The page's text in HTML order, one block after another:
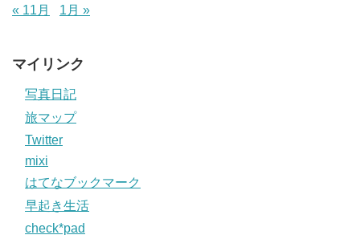
« 11月
1月 »
マイリンク
写真日記
旅マップ
Twitter
mixi
はてなブックマーク
早起き生活
check*pad